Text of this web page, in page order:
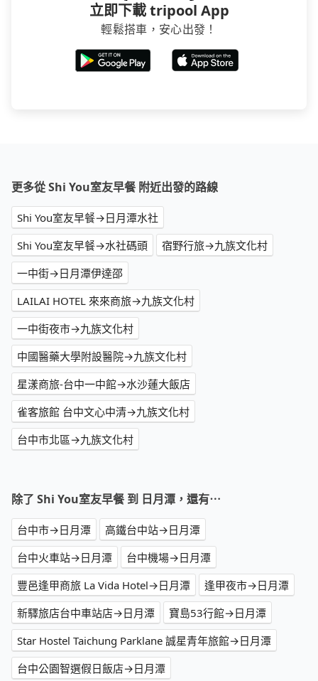
立即下載 tripool App
輕鬆搭車，安心出發！
更多從 Shi You室友早餐 附近出發的路線
Shi You室友早餐→日月潭水社
Shi You室友早餐→水社碼頭
宿野行旅→九族文化村
一中街→日月潭伊達邵
LAILAI HOTEL 來來商旅→九族文化村
一中街夜市→九族文化村
中國醫藥大學附設醫院→九族文化村
星漾商旅-台中一中館→水沙蓮大飯店
雀客旅館 台中文心中清→九族文化村
台中市北區→九族文化村
除了 Shi You室友早餐 到 日月潭，還有⋯
台中市→日月潭
高鐵台中站→日月潭
台中火車站→日月潭
台中機場→日月潭
豐邑逢甲商旅 La Vida Hotel→日月潭
逢甲夜市→日月潭
新驛旅店台中車站店→日月潭
寶島53行館→日月潭
Star Hostel Taichung Parklane 誠星青年旅館→日月潭
台中公園智選假日飯店→日月潭